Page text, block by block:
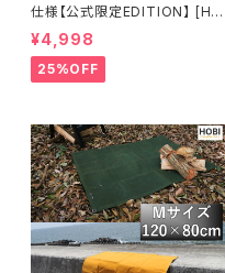
仕様【公式限定EDITION】 [HO
BI]【日本製】グランドシートソロ
プレミアム帆布 強力防水パラフ
ィン加工 [無骨でタフ] 頑丈ハト
避け 焚き火 陣幕 前幕 コンパク
ト アウトドア キャンプ レジャー
軍幕 ホビ オリーブドラブ【MAD
E IN JAPAN】
¥4,998
25%OFF